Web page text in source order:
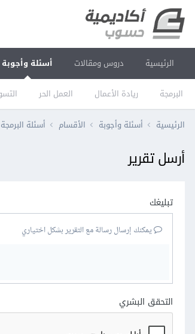
الرئيسية دروس ومقالات أسئلة وأجوبة
البرمجة ريادة الأعمال العمل الحر
الرئيسية أسئلة وأجوبة الأقسام أسئلة البرمجة
أرسل تقرير
تبليغك
يمكنك إرسال رسالة مع التقرير بشكل اختياري
التحقق البشري